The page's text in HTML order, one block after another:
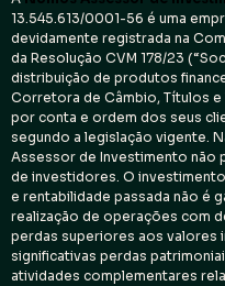
13.545.613/0001-56 é uma
devidamente registrada na
da Resolução CVM 178/23
distribuição de produtos
Corretora de Câmbio, Títulos e
por conta e ordem dos seus
segundo a legislação vigente.
Assessor de Investimento não
de investidores. O
e rentabilidade passada não é
realização de operações com
perdas superiores aos valores
significativas perdas
atividades complementares